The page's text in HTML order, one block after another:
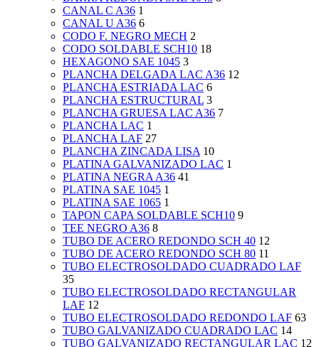
CANAL C A36 1
CANAL U A36 6
CODO F. NEGRO MECH 2
CODO SOLDABLE SCH10 18
HEXAGONO SAE 1045 3
PLANCHA DELGADA LAC A36 12
PLANCHA ESTRIADA LAC 6
PLANCHA ESTRUCTURAL 3
PLANCHA GRUESA LAC A36 7
PLANCHA LAC 1
PLANCHA LAF 27
PLANCHA ZINCADA LISA 10
PLATINA GALVANIZADO LAC 1
PLATINA NEGRA A36 41
PLATINA SAE 1045 1
PLATINA SAE 1065 1
TAPON CAPA SOLDABLE SCH10 9
TEE NEGRO A36 8
TUBO DE ACERO REDONDO SCH 40 12
TUBO DE ACERO REDONDO SCH 80 11
TUBO ELECTROSOLDADO CUADRADO LAF
35
TUBO ELECTROSOLDADO RECTANGULAR
LAF 12
TUBO ELECTROSOLDADO REDONDO LAF 63
TUBO GALVANIZADO CUADRADO LAC 14
TUBO GALVANIZADO RECTANGULAR LAC 12